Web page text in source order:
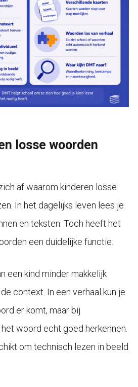
losse woorden
af waarom kinderen losse
In het dagelijks leven lees je
en teksten. Toch heeft het
een duidelijke functie.
een kind minder makkelijk
context. In een verhaal kun je
er komt, maar bij
woord echt goed herkennen.
om technisch lezen in beeld